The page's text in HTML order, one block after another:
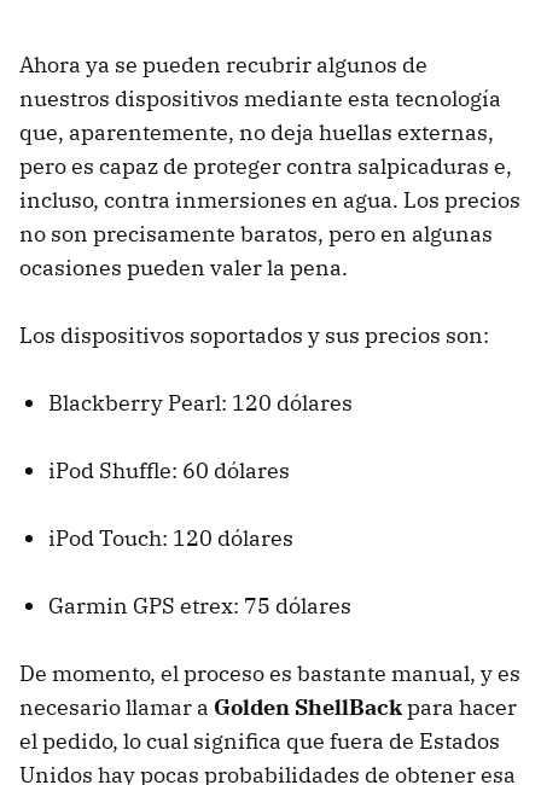
Ahora ya se pueden recubrir algunos de
nuestros dispositivos mediante esta tecnología
que, aparentemente, no deja huellas externas,
pero es capaz de proteger contra salpicaduras e,
incluso, contra inmersiones en agua. Los precios
no son precisamente baratos, pero en algunas
ocasiones pueden valer la pena.
Los dispositivos soportados y sus precios son:
Blackberry Pearl: 120 dólares
iPod Shuffle: 60 dólares
iPod Touch: 120 dólares
Garmin GPS etrex: 75 dólares
De momento, el proceso es bastante manual, y es
necesario llamar a Golden ShellBackpara hacer
el pedido, lo cual significa que fuera de Estados
Unidos hay pocas probabilidades de obtener esa